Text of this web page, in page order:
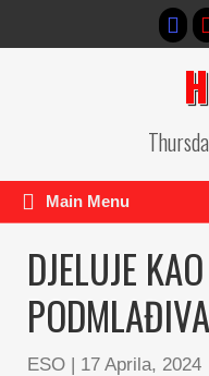
Main Menu
DJELUJE
ESO | 17 Aprila, 2024